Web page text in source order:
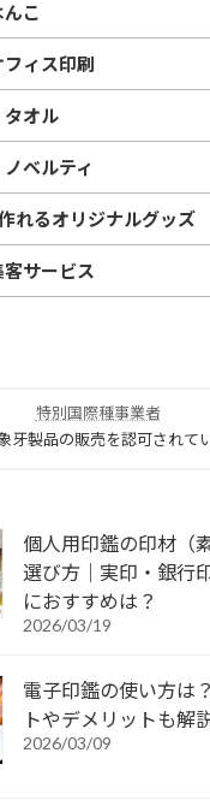
こ
ィス印刷
タオル
ベルティ
れるオリジナルグッズ
客サービス
特別国際種事業者
牙製品の販売を認可されて
個人用印鑑の印材（
選び方｜実印・銀行
におすすめは？
2026/03/19
電子印鑑の使い方は
トやデメリットも解
2026/03/09